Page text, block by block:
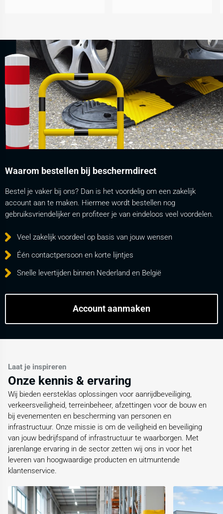
Waarom bestellen bij beschermdirect
Bestel je vaker bij ons? Dan is het voordelig om een zakelijk
account aan te maken. Hiermee wordt bestellen nog
gebruiksvriendelijker en profiteer je van eindeloos veel voordelen.
Veel zakelijk voordeel op basis van jouw wensen
Één contactpersoon en korte lijntjes
Snelle levertijden binnen Nederland en België
Account aanmaken
Laat je inspireren
Onze kennis & ervaring
Wij bieden eersteklas oplossingen voor aanrijdbeveiliging,
verkeersveiligheid, terreinbeheer, afzettingen voor de bouw en
bij evenementen en bescherming van personen en
infrastructuur. Onze missie is om de veiligheid en beveiliging
van jouw bedrijfspand of infrastructuur te waarborgen. Met
jarenlange ervaring in de sector zetten wij ons in voor het
leveren van hoogwaardige producten en uitmuntende
klantenservice.